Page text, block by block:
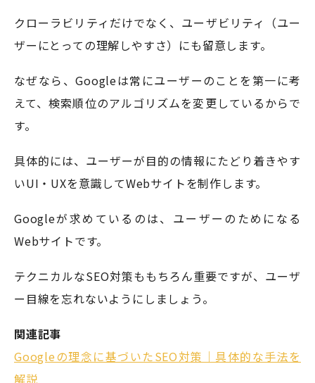
クローラビリティだけでなく、ユーザビリティ（ユー
ザーにとっての理解しやすさ）にも留意します。
なぜなら、Googleは常にユーザーのことを第一に考
えて、検索順位のアルゴリズムを変更しているからで
す。
具体的には、ユーザーが目的の情報にたどり着きやす
いUI・UXを意識してWebサイトを制作します。
Googleが求めているのは、ユーザーのためになる
Webサイトです。
テクニカルなSEO対策ももちろん重要ですが、ユーザ
ー目線を忘れないようにしましょう。
関連記事
Googleの理念に基づいたSEO対策｜具体的な手法を
解説